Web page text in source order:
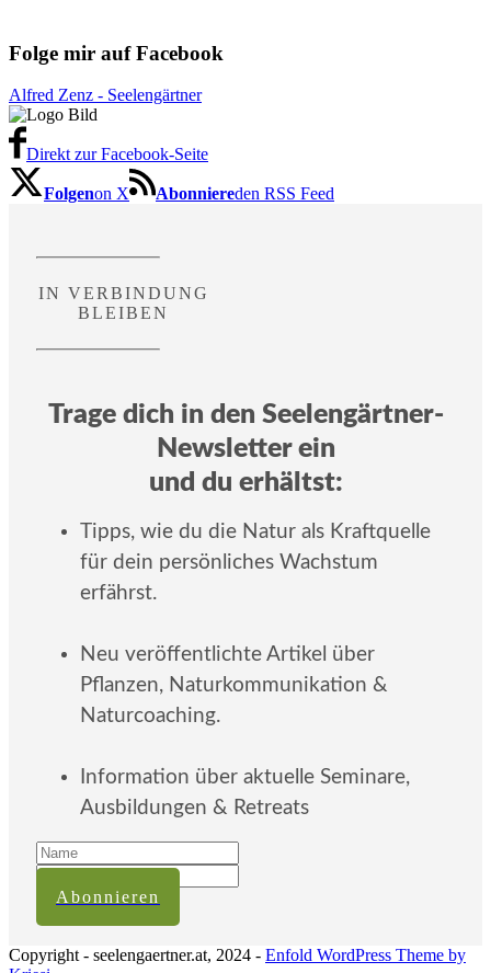
Folge mir auf Facebook
Alfred Zenz - Seelengärtner
Direkt zur Facebook-Seite
Folgenon X Abonniereden RSS Feed
IN VERBINDUNG
BLEIBEN
Trage dich in den Seelengärtner-
Newsletter ein
und du erhältst:
Tipps, wie du die Natur als Kraftquelle
für dein persönliches Wachstum
erfährst.
Neu veröffentlichte Artikel über
Pflanzen, Naturkommunikation &
Naturcoaching.
Information über aktuelle Seminare,
Ausbildungen & Retreats
Abonnieren
Copyright - seelengaertner.at, 2024 - Enfold WordPress Theme by